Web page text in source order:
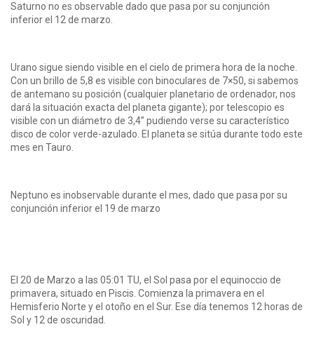
Saturno no es observable dado que pasa por su conjunción
inferior el 12 de marzo.
Urano sigue siendo visible en el cielo de primera hora de la noche.
Con un brillo de 5,8 es visible con binoculares de 7×50, si sabemos
de antemano su posición (cualquier planetario de ordenador, nos
dará la situación exacta del planeta gigante); por telescopio es
visible con un diámetro de 3,4” pudiendo verse su característico
disco de color verde-azulado. El planeta se sitúa durante todo este
mes en Tauro.
Neptuno es inobservable durante el mes, dado que pasa por su
conjunción inferior el 19 de marzo
El 20 de Marzo a las 05:01 TU, el Sol pasa por el equinoccio de
primavera, situado en Piscis. Comienza la primavera en el
Hemisferio Norte y el otoño en el Sur. Ese día tenemos 12 horas de
Sol y 12 de oscuridad.